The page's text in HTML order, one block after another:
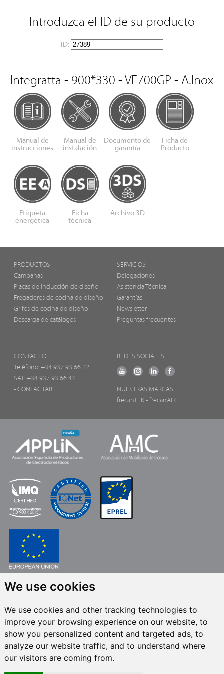
We use cookies
We use cookies and other tracking technologies to
improve your browsing experience on our website, to
show you personalized content and targeted ads, to
analyze our website traffic, and to understand where
our visitors are coming from.
Introduzca el ID de su producto
ID:
Integratta - 900*330 - VF700GP - A.Inox
Manual de
instrucciones
Manual de
instalación
Documento de
garantía
Ficha de
Producto
Etiqueta
energética
Ficha
técnica
Archivo 3D
PRODUCTOS
Campanas
Placas de inducción de diseño
Fregaderos de cocina de diseño
Grifos de cocina de diseño
Descarga de catálogos
SERVICIOS
Delegaciones
Asistencia Técnica
Garantías
Newsletter
Preguntas frecuentes
CONTACTO
Teléfono: +34 937 93 66 22
SAT: +34 937 93 66 44
- CONTACTAR
REDES SOCIALES
NUESTRAS MARCAS
frecanTEK - frecanAIR
FONDO EUROPEO DE DESARROLLO REGIONAL
FRECAN S.L.U.en el marco del Programa ICEX Next, ha contado con el apoyo
de ICEX y con la cofinanciación del fondo europeo FEDER. La finalidad de
este apoyo es contribuir al desarrollo internacional de la empresa y de su
entorno.
Todos los derechos reservados © 2024 Frecan, S.L.U. -